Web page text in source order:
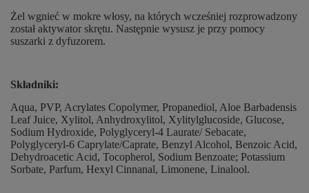
Żel wgnieć w mokre włosy, na których wcześniej rozprowadzony
został aktywator skrętu. Następnie wysusz je przy pomocy
suszarki z dyfuzorem.
Składniki:
Aqua, PVP, Acrylates Copolymer, Propanediol, Aloe Barbadensis
Leaf Juice, Xylitol, Anhydroxylitol, Xylitylglucoside, Glucose,
Sodium Hydroxide, Polyglyceryl-4 Laurate/ Sebacate,
Polyglyceryl-6 Caprylate/Caprate, Benzyl Alcohol, Benzoic Acid,
Dehydroacetic Acid, Tocopherol, Sodium Benzoate; Potassium
Sorbate, Parfum, Hexyl Cinnanal, Limonene, Linalool.